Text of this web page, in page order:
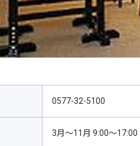
0577-32-5100
3月～11月 9:00～